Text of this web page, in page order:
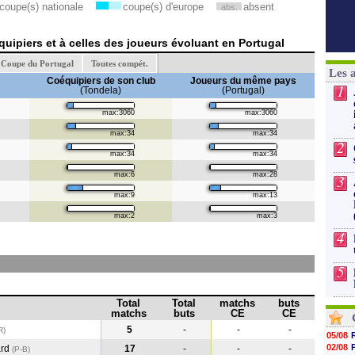
coupe(s) nationale coupe(s) d'europe abs. absent
et à celles des joueurs évoluant en Portugal
Coupe du Portugal Toutes compét.
Coéquipiers de son club
(Tondela)
Joueurs du même pays
(Portugal)
max:3060 max:3060
max:34 max:34
max:34 max:34
max:6 max:28
max:9 max:13
max:2 max:3
Total
matchs
Total
buts
matchs
CE
buts
CE
5 - -
-
(P-B) 17 - -
-
Les
1
2
3
4
5
05/08
02/08